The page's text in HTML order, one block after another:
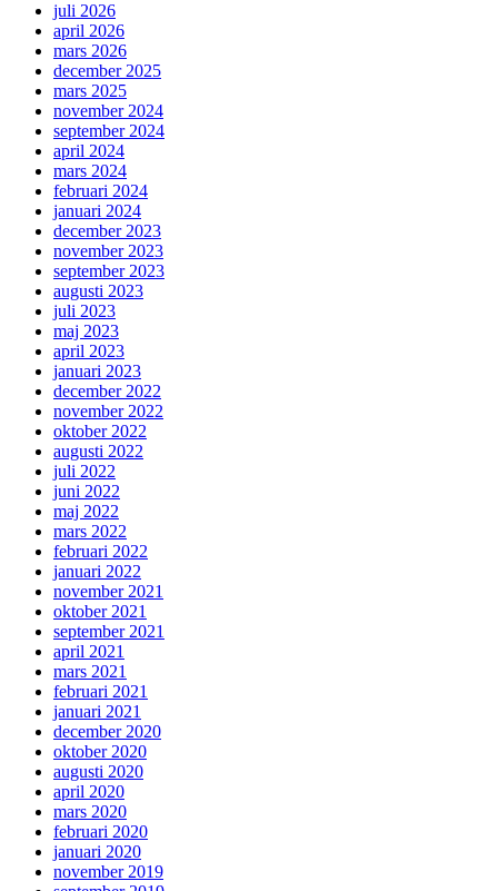
juli 2026
april 2026
mars 2026
december 2025
mars 2025
november 2024
september 2024
april 2024
mars 2024
februari 2024
januari 2024
december 2023
november 2023
september 2023
augusti 2023
juli 2023
maj 2023
april 2023
januari 2023
december 2022
november 2022
oktober 2022
augusti 2022
juli 2022
juni 2022
maj 2022
mars 2022
februari 2022
januari 2022
november 2021
oktober 2021
september 2021
april 2021
mars 2021
februari 2021
januari 2021
december 2020
oktober 2020
augusti 2020
april 2020
mars 2020
februari 2020
januari 2020
november 2019